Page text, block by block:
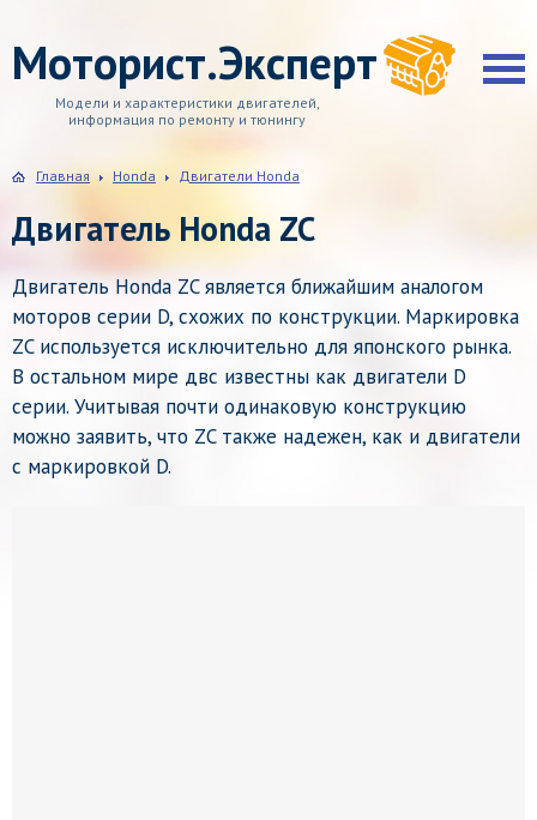
Моторист.Эксперт
Модели и характеристики двигателей,
информация по ремонту и тюнингу
Главная Honda Двигатели Honda
Двигатель Honda ZC
Двигатель Honda ZC является ближайшим аналогом
моторов серии D, схожих по конструкции. Маркировка
ZC используется исключительно для японского рынка.
В остальном мире двс известны как двигатели D
серии. Учитывая почти одинаковую конструкцию
можно заявить, что ZC также надежен, как и двигатели
с маркировкой D.